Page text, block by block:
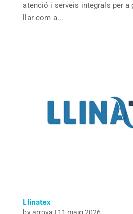
atenció i serveis integrals per a
llar com a...
Llinatex